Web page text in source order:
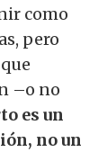
como
pero
–o no
es un
no un